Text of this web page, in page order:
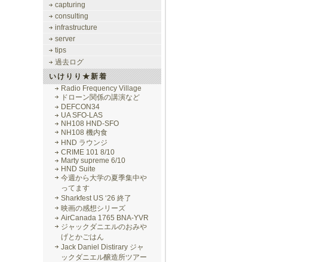
capturing
consulting
infrastructure
server
tips
過去ログ
いけりり★新着
Radio Frequency Village
ドローン関係の講演など
DEFCON34
UA SFO-LAS
NH108 HND-SFO
NH108 機内食
HND ラウンジ
CRIME 101 8/10
Marty supreme 6/10
HND Suite
今週から大学の夏季集中や
ってます
Sharkfest US ‘26 終了
映画の感想シリーズ
AirCanada 1765 BNA-YVR
ジャックダニエルのおみや
げとかごはん
Jack Daniel Distirary ジャ
ックダニエル醸造所ツアー